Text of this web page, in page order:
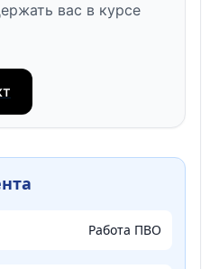
вас в курсе
Работа ПВО